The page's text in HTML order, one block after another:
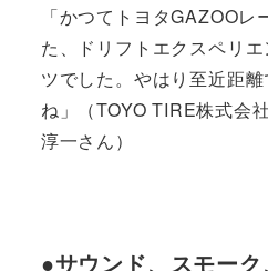
「かつてトヨタGAZOO
た、ドリフトエクスペリ
ツでした。やはり至近距
ね」（TOYO TIRE株式会
淳一さん）
●サウンド、スモー